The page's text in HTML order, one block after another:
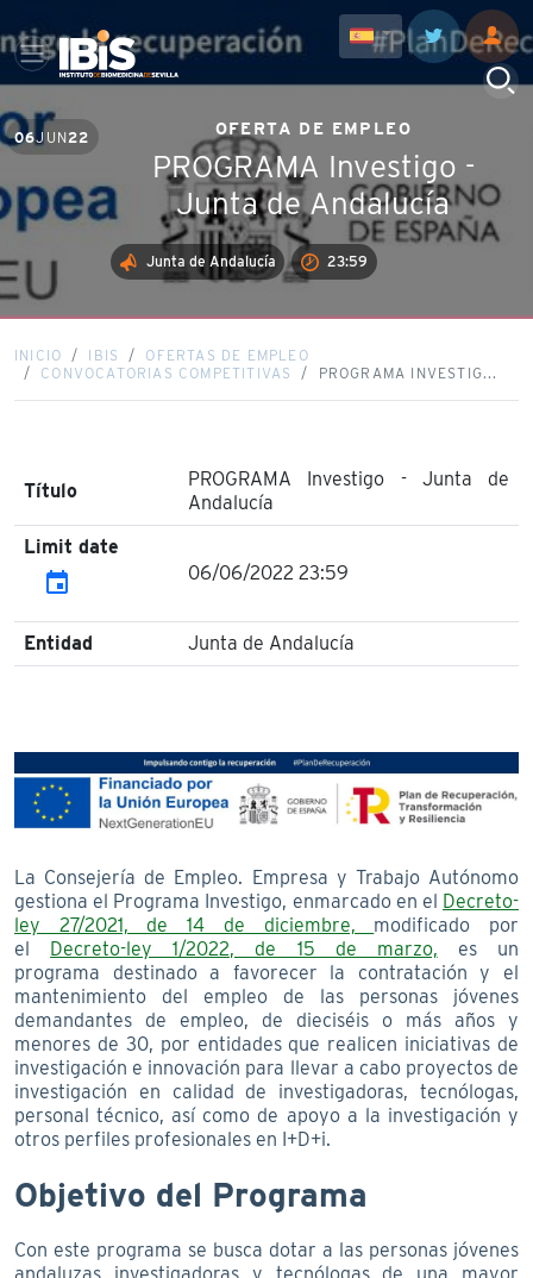
06JUN22 OFERTA DE EMPLEO
PROGRAMA Investigo -
Junta de Andalucía
Junta de Andalucía 23:59
INICIO IBIS
OFERTAS DE EMPLEO
CONVOCATORIAS COMPETITIVAS
PROGRAMA INVESTIG...
Título
PROGRAMA Investigo - Junta de
Andalucía
Limit date
event 06/06/2022 23:59
Entidad Junta de Andalucía
La Consejería de Empleo. Empresa y Trabajo Autónomo
gestiona el Programa Investigo, enmarcado en el Decreto-
ley 27/2021, de 14 de diciembre, modificado por
el
Decreto-ley 1/2022, de 15 de marzo,
es un
programa destinado a favorecer la contratación y el
mantenimiento del empleo de las personas jóvenes
demandantes de empleo, de dieciséis o más años y
menores de 30, por entidades que realicen iniciativas de
investigación e innovación para llevar a cabo proyectos de
investigación en calidad de investigadoras, tecnólogas,
personal técnico, así como de apoyo a la investigación y
otros perfiles profesionales en I+D+i.
Objetivo del Programa
Con este programa se busca dotar a las personas jóvenes